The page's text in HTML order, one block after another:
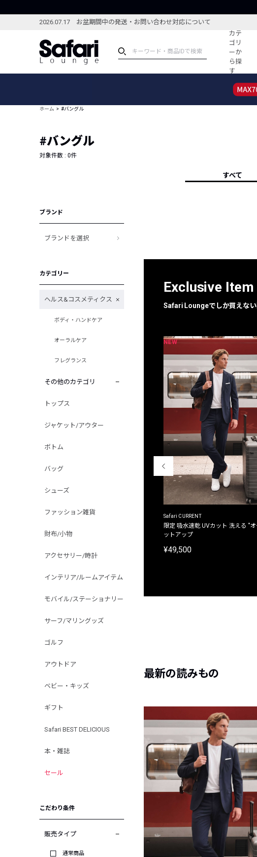
2026.07.17 お盆期間中の発送・お問い合わせ対応について
カテ
ゴリ
ーか
ら探
す
ブランドから探す
新着アイテム
編集部のおすすめアイテム
ホーム #バングル
#バングル
対象件数 : 0件
すべて
ブランド
ブランドを選択
カテゴリー
ヘルス&コスメティクス
ボディ・ハンドケア
オーラルケア
フレグランス
その他のカテゴリ
トップス
ジャケット/アウター
ボトム
バッグ
シューズ
ファッション雑貨
財布/小物
アクセサリー/時計
インテリア/ルームアイテム
モバイル/ステーショナリー
サーフ/マリングッズ
ゴルフ
アウトドア
ベビー・キッズ
ギフト
Safari BEST DELICIOUS
本・雑誌
セール
こだわり条件
販売タイプ
通常商品
Exclusive Item
Safari Loungeでしか買えな
NEW
Safari CURRENT
限定 吸水速乾 UVカット 洗える "
ットアップ
¥49,500
最新の読みもの